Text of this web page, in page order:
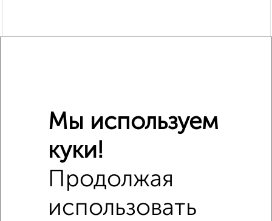
Сравнение средних цен
2‑комнатные квартиры с похожей площадью ±10%
Мы используем
куки!
Продолжая
использовать